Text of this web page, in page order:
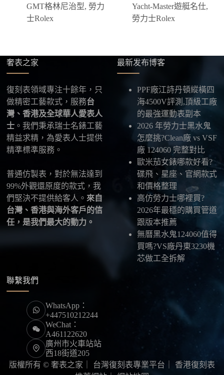
發給我們，我們會為您選擇合適的物流公司，全程提
供最新物流資訊與查件連結。
外地區
，運費會依照目的地與物流方案另行報價，客
最後：喜歡就別拖太久，有些熱門款現貨數量有
限，早一步確認，就能早一點戴上喜歡的腕錶。
GMT格林尼治型, 勞力
士Rolex
Yacht-Master遊艇名仕,
勞力士Rolex
奢表之家
復刻表領域專注十餘年，只
做精密工藝款式，服務台
灣、香港及全球華人愛表人
士 。我們秉承瑞士名錶工藝
精益求精，為愛表人士提供
精準標準服務。
普通仿製表，對於無法達到
99%外觀還原度的款式，我
們堅決不提供給客人。 來自
台灣、香港與海外客戶的信
任，是我們最大的動力。
最新发布博客
PPF廠江詩丹頓縱橫四
海4500V評測,頂級工廠
的最強運動表副本
2026 年勞力士黑水鬼
怎麼挑?Clean廠 vs VSF
廠 124060 完整對比
歐米茄女錶哪款好看?
碟飛、星座、官網款式
和價格整理
高仿勞力士哪裡買?
2026年最穩的購買管道
跟版本推薦
無曆黑水鬼124060值得
買嗎?VS廠丹東3230機
芯做工全拆解
聯繫我們
WhatsApp：
+447510212244
WeChat：
A461122620
廣州市火車站站
西18街道205
版權所有 © 奢表之家｜ 台灣復刻表專業平台
香港復刻表